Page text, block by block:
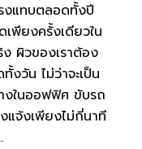
งแทบตลอดทั้งปี
พียงครั้งเดียวใน
ผิวของเราต้อง
วัน ไม่ว่าจะเป็น
งในออฟฟิศ ขับรถ
แจ้งเพียงไม่กี่นาที